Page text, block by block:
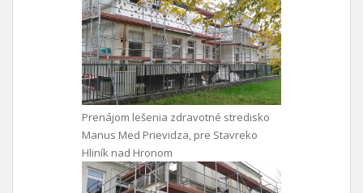
Prenájom lešenia zdravotné stredisko
Manus Med Prievidza, pre Stavreko
Hliník nad Hronom